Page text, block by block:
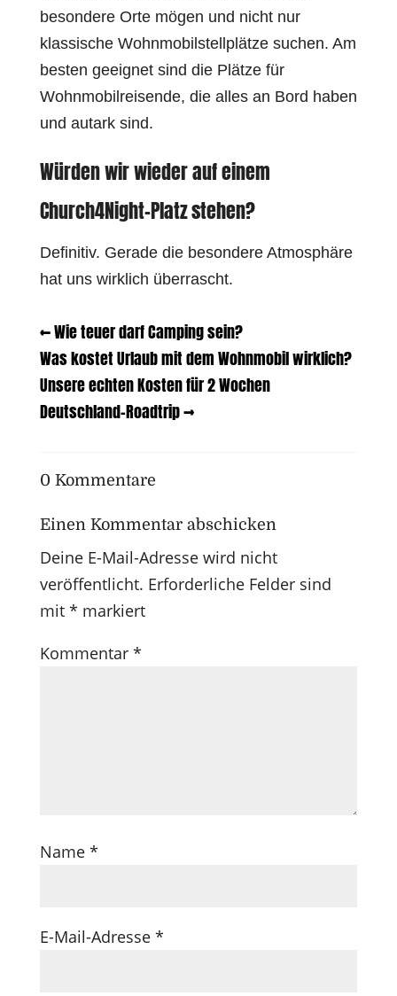
besondere Orte mögen und nicht nur
klassische Wohnmobilstellplätze suchen. Am
besten geeignet sind die Plätze für
Wohnmobilreisende, die alles an Bord haben
und autark sind.
Würden wir wieder auf einem
Church4Night-Platz stehen?
Definitiv. Gerade die besondere Atmosphäre
hat uns wirklich überrascht.
←Wie teuer darf Camping sein?
Was kostet Urlaub mit dem Wohnmobil wirklich?
Unsere echten Kosten für 2 Wochen
Deutschland-Roadtrip→
0 Kommentare
Einen Kommentar abschicken
Deine E-Mail-Adresse wird nicht
veröffentlicht. Erforderliche Felder sind
mit * markiert
Kommentar *
Name *
E-Mail-Adresse *